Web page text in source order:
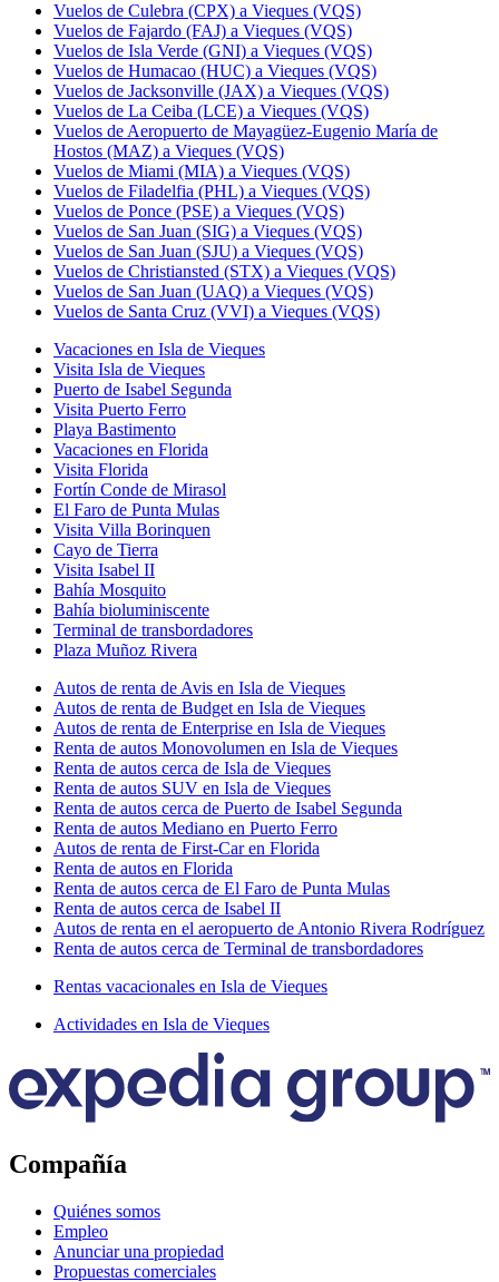
Vuelos de Culebra (CPX) a Vieques (VQS)
Vuelos de Fajardo (FAJ) a Vieques (VQS)
Vuelos de Isla Verde (GNI) a Vieques (VQS)
Vuelos de Humacao (HUC) a Vieques (VQS)
Vuelos de Jacksonville (JAX) a Vieques (VQS)
Vuelos de La Ceiba (LCE) a Vieques (VQS)
Vuelos de Aeropuerto de Mayagüez-Eugenio María de
Hostos (MAZ) a Vieques (VQS)
Vuelos de Miami (MIA) a Vieques (VQS)
Vuelos de Filadelfia (PHL) a Vieques (VQS)
Vuelos de Ponce (PSE) a Vieques (VQS)
Vuelos de San Juan (SIG) a Vieques (VQS)
Vuelos de San Juan (SJU) a Vieques (VQS)
Vuelos de Christiansted (STX) a Vieques (VQS)
Vuelos de San Juan (UAQ) a Vieques (VQS)
Vuelos de Santa Cruz (VVI) a Vieques (VQS)
Vacaciones en Isla de Vieques
Visita Isla de Vieques
Puerto de Isabel Segunda
Visita Puerto Ferro
Playa Bastimento
Vacaciones en Florida
Visita Florida
Fortín Conde de Mirasol
El Faro de Punta Mulas
Visita Villa Borinquen
Cayo de Tierra
Visita Isabel II
Bahía Mosquito
Bahía bioluminiscente
Terminal de transbordadores
Plaza Muñoz Rivera
Autos de renta de Avis en Isla de Vieques
Autos de renta de Budget en Isla de Vieques
Autos de renta de Enterprise en Isla de Vieques
Renta de autos Monovolumen en Isla de Vieques
Renta de autos cerca de Isla de Vieques
Renta de autos SUV en Isla de Vieques
Renta de autos cerca de Puerto de Isabel Segunda
Renta de autos Mediano en Puerto Ferro
Autos de renta de First-Car en Florida
Renta de autos en Florida
Renta de autos cerca de El Faro de Punta Mulas
Renta de autos cerca de Isabel II
Autos de renta en el aeropuerto de Antonio Rivera Rodríguez
Renta de autos cerca de Terminal de transbordadores
Rentas vacacionales en Isla de Vieques
Actividades en Isla de Vieques
Compañía
Quiénes somos
Empleo
Anunciar una propiedad
Propuestas comerciales